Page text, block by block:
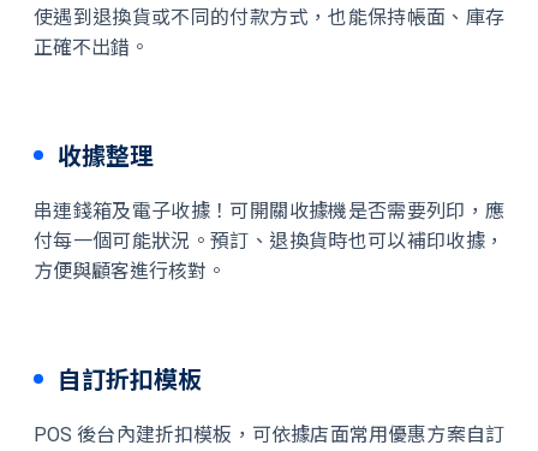
使遇到退換貨或不同的付款方式，也能保持帳面、庫存
正確不出錯。
收據整理
串連錢箱及電子收據！可開關收據機是否需要列印，應
付每一個可能狀況。預訂、退換貨時也可以補印收據，
方便與顧客進行核對。
自訂折扣模板
POS 後台內建折扣模板，可依據店面常用優惠方案自訂